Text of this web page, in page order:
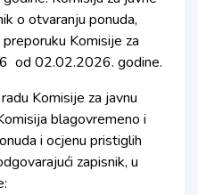
o otvaranju ponuda,
Komisije za
od 02.02.2026. godine.
Komisije za javnu
blagovremeno i
i ocjenu pristiglih
zapisnik, u